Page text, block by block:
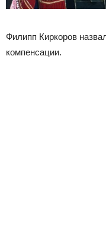
Филипп Киркоров
компенсации.